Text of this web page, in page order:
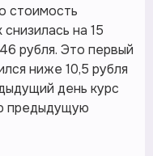
стоимость
снизилась на 15
рубля. Это первый
ниже 10,5 рубля
день курс
предыдущую